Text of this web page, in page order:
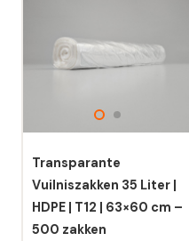
Transparante
Vuilniszakken 35 Liter |
HDPE | T12 | 63×60 cm –
500 zakken